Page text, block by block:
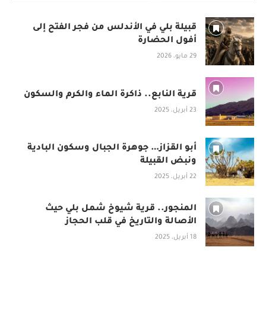
قبيلة بلي في الأندلس من فجر الفتح إلى
أفول الحضارة
29 مايو، 2026
قرية النابع.. ذاكرة الماء والكرم والسكون
23 أبريل، 2025
أبو القزاز… جوهرة الجبال وسكون البادية
ونبض القبيلة
22 أبريل، 2025
المنجور.. قرية شيوخ شمل بلي حيث
الأصالة والتاريخ في قلب الحجاز
18 أبريل، 2025